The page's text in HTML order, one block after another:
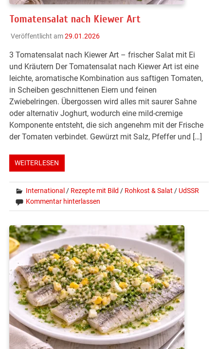
Tomatensalat nach Kiewer Art
Veröffentlicht am29.01.2026
3 Tomatensalat nach Kiewer Art – frischer Salat mit Ei
und Kräutern Der Tomatensalat nach Kiewer Art ist eine
leichte, aromatische Kombination aus saftigen Tomaten,
in Scheiben geschnittenen Eiern und feinen
Zwiebelringen. Übergossen wird alles mit saurer Sahne
oder alternativ Joghurt, wodurch eine mild-cremige
Komponente entsteht, die sich angenehm mit der Frische
der Tomaten verbindet. Gewürzt mit Salz, Pfeffer und […]
WEITERLESEN
International / Rezepte mit Bild / Rohkost & Salat / UdSSR
Kommentar hinterlassen